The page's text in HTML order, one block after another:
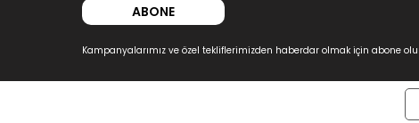
ABONE
Kampanyalarımız ve özel tekliflerimizden haberdar olmak için abone